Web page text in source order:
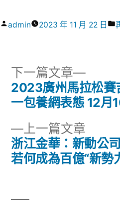
作
admin 2023 年 11 月 22 日
文
導
覽
上一篇文章
一
篇
浙江金華：新動公
若何成為百億“新勢
下一篇文章
下
一
篇
2023廣州馬拉松賽
一包養網表態 12月